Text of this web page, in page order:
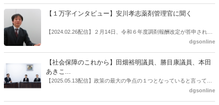
た。医薬品の安定供給確保だ。10月22日に開かれた「日本フォーミュ
飯田市）は、会員薬局から安定供給確保への強い要望があったことを
受け、安定供給確保が見込めるPPI３成分について銘柄を含めて選定
【１万字インタビュー】安川孝志薬剤管理官に聞く
【2024.02.26配信】２月14日、令和６年度調剤報酬改定が答申され
た。本紙では、厚生労働省保険局医療課・薬剤管理官の安川孝志氏
dgsonline
【社会保障のこれから】田畑裕明議員、勝目康議員、本田
あきこ...
【2025.05.13配信】政策の最大の争点の１つとなっていると言っても
よいのが社会保障のこれからのあり方だ。特に与党では、政府関係者
dgsonline